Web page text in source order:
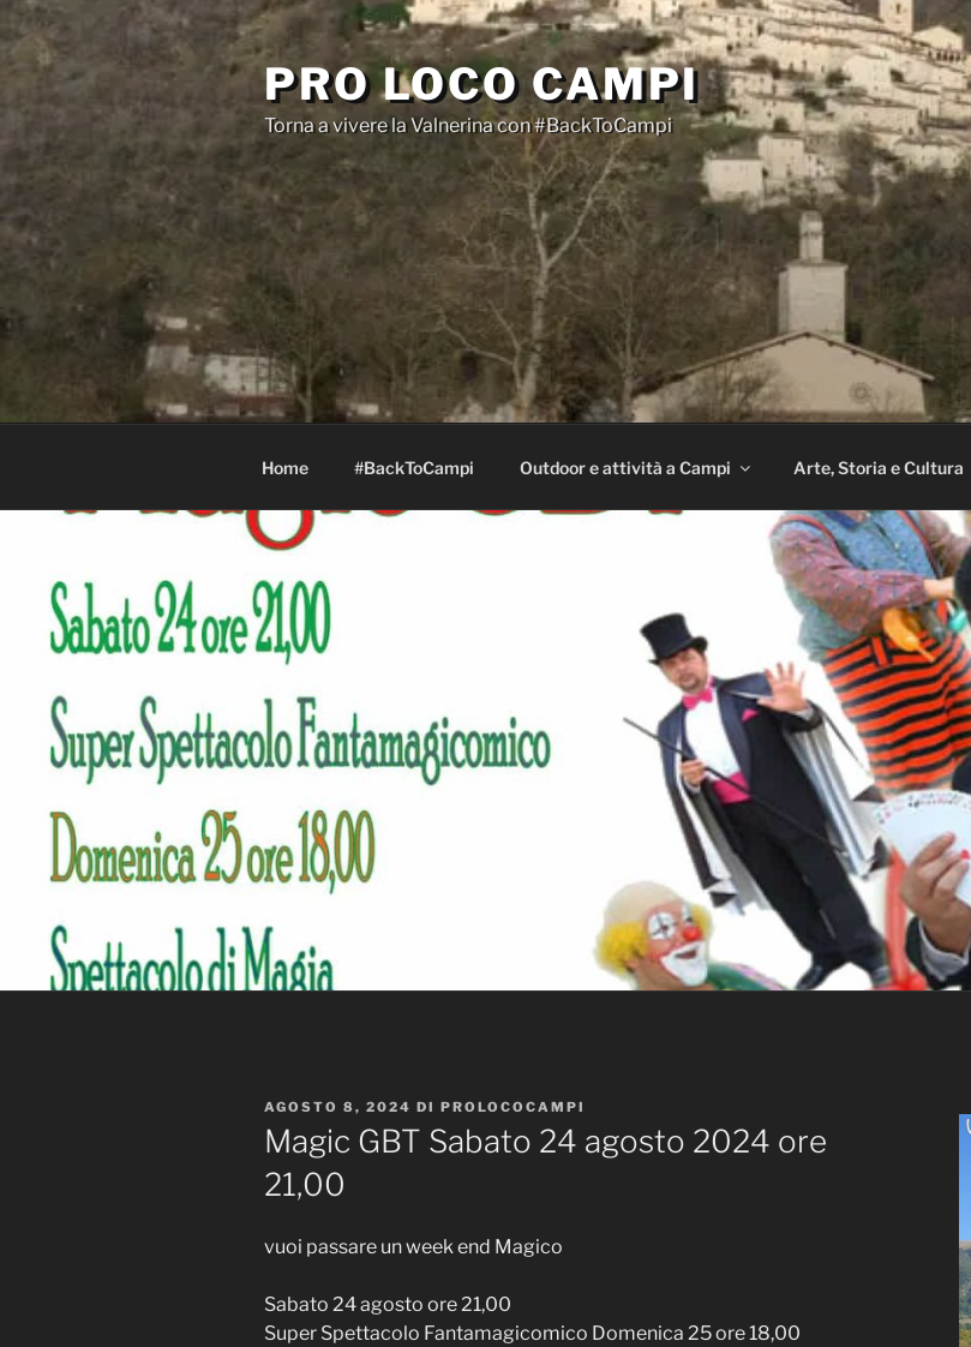
Salta
al
contenuto
PRO LOCO CAMPI
Torna a vivere la Valnerina con #BackToCampi
Home #BackToCampi Outdoor e attività a Campi Arte, Storia e Cultura
PUBBLICATO
IL
AGOSTO 8, 2024 DI PROLOCOCAMPI
Magic GBT Sabato 24 agosto 2024 ore
21,00
vuoi passare un week end Magico
Sabato 24 agosto ore 21,00
Super Spettacolo Fantamagicomico Domenica 25 ore 18,00